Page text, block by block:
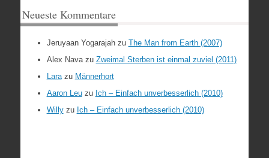
Neueste Kommentare
Jeruyaan Yogarajahzu The Man from Earth (2007)
Alex Navazu Zweimal Sterben ist einmal zuviel (2011)
Larazu Männerhort
Aaron Leuzu Ich – Einfach unverbesserlich (2010)
Willyzu Ich – Einfach unverbesserlich (2010)